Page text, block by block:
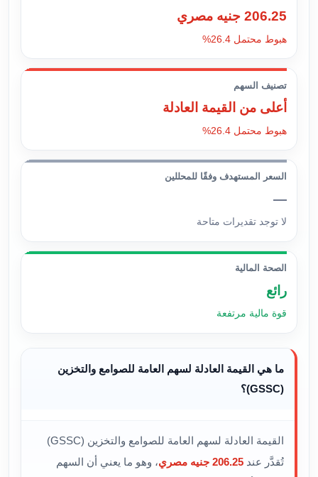
206.25 جنيه مصري
هبوط محتمل 26.4%
تصنيف السهم
أعلى من القيمة العادلة
هبوط محتمل 26.4%
السعر المستهدف وفقًا للمحللين
—
لا توجد تقديرات متاحة
الصحة المالية
رائع
قوة مالية مرتفعة
ما هي القيمة العادلة لسهم العامة للصوامع والتخزين
(GSSC)؟
القيمة العادلة لسهم العامة للصوامع والتخزين (GSSC)
تُقدَّر عند206.25 جنيه مصري
، وهو ما يعني أن السهم